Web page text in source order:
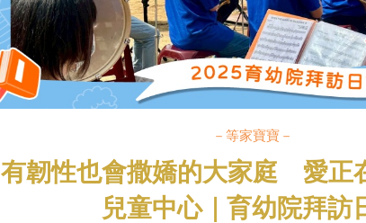
－等家寶寶－
有韌性也會撒嬌的大家庭 愛正
兒童中心｜育幼院拜訪